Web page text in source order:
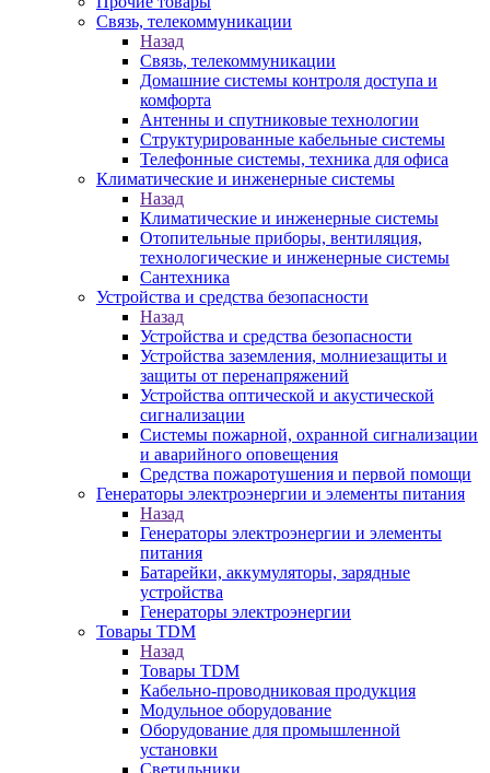
Связь, телекоммуникации
Назад
Связь, телекоммуникации
Домашние системы контроля доступа и
комфорта
Антенны и спутниковые технологии
Структурированные кабельные системы
Телефонные системы, техника для офиса
Климатические и инженерные системы
Назад
Климатические и инженерные системы
Отопительные приборы, вентиляция,
технологические и инженерные системы
Сантехника
Устройства и средства безопасности
Назад
Устройства и средства безопасности
Устройства заземления, молниезащиты и
защиты от перенапряжений
Устройства оптической и акустической
сигнализации
Системы пожарной, охранной сигнализации
и аварийного оповещения
Средства пожаротушения и первой помощи
Генераторы электроэнергии и элементы питания
Назад
Генераторы электроэнергии и элементы
питания
Батарейки, аккумуляторы, зарядные
устройства
Генераторы электроэнергии
Товары TDM
Назад
Товары TDM
Кабельно-проводниковая продукция
Модульное оборудование
Оборудование для промышленной
установки
Светильники